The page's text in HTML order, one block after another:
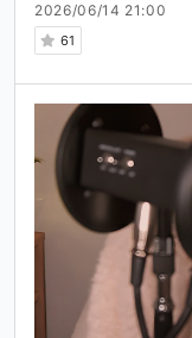
2026/06/14 21:00
61